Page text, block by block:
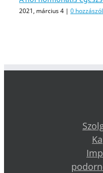
2021, március 4 | 0